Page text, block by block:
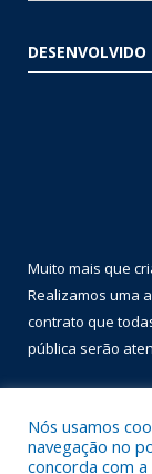
DESENVOLVIDO
Muito mais que
Realizamos uma
contrato que
pública serão
Nós usamos
navegação no
concorda com